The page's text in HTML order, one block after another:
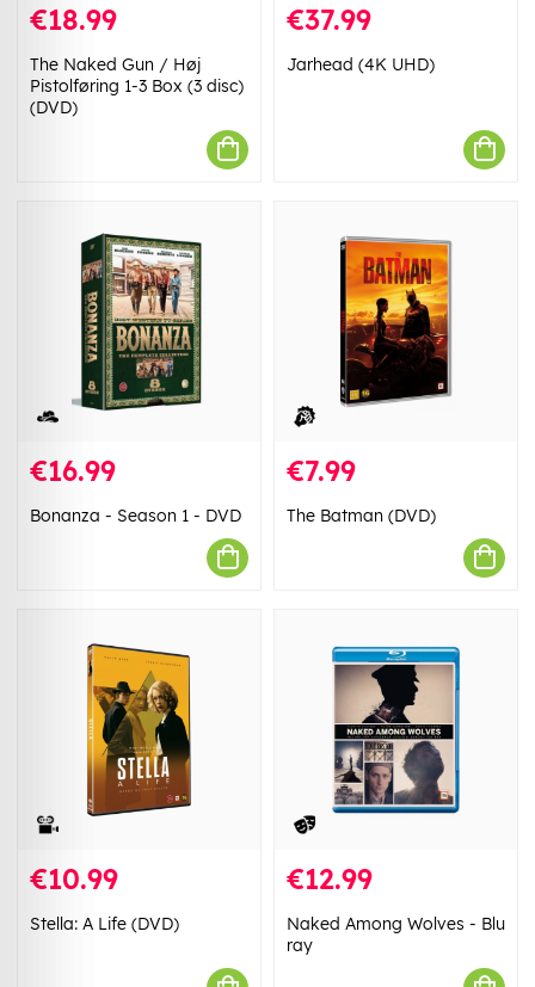
€18.99
The Naked Gun / Høj
Pistolføring 1-3 Box (3 disc)
(DVD)
€37.99
Jarhead (4K UHD)
€16.99
Bonanza - Season 1 - DVD
€7.99
The Batman (DVD)
€10.99
Stella: A Life (DVD)
€12.99
Naked Among Wolves - Blu
ray